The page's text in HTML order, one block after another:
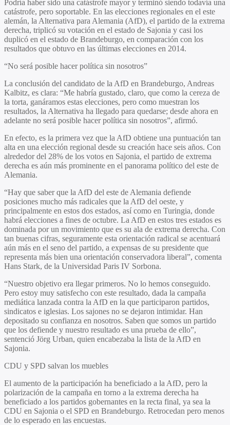
Podría haber sido una catástrofe mayor y terminó siendo todavía una
catástrofe, pero soportable. En las elecciones regionales en el este
alemán, la Alternativa para Alemania (AfD), el partido de la extrema
derecha, triplicó su votación en el estado de Sajonia y casi los
duplicó en el estado de Brandeburgo, en comparación con los
resultados que obtuvo en las últimas elecciones en 2014.
“No será posible hacer política sin nosotros”
La conclusión del candidato de la AfD en Brandeburgo, Andreas
Kalbitz, es clara: “Me habría gustado, claro, que como la cereza de
la torta, ganáramos estas elecciones, pero como muestran los
resultados, la Alternativa ha llegado para quedarse; desde ahora en
adelante no será posible hacer política sin nosotros”, afirmó.
En efecto, es la primera vez que la AfD obtiene una puntuación tan
alta en una elección regional desde su creación hace seis años. Con
alrededor del 28% de los votos en Sajonia, el partido de extrema
derecha es aún más prominente en el panorama político del este de
Alemania.
“Hay que saber que la AfD del este de Alemania defiende
posiciones mucho más radicales que la AfD del oeste, y
principalmente en estos dos estados, así como en Turingia, donde
habrá elecciones a fines de octubre. La AfD en estos tres estados es
dominada por un movimiento que es su ala de extrema derecha. Con
tan buenas cifras, seguramente esta orientación radical se acentuará
aún más en el seno del partido, a expensas de su presidente que
representa más bien una orientación conservadora liberal”, comenta
Hans Stark, de la Universidad Paris IV Sorbona.
“Nuestro objetivo era llegar primeros. No lo hemos conseguido.
Pero estoy muy satisfecho con este resultado, dada la campaña
mediática lanzada contra la AfD en la que participaron partidos,
sindicatos e iglesias. Los sajones no se dejaron intimidar. Han
depositado su confianza en nosotros. Saben que somos un partido
que los defiende y nuestro resultado es una prueba de ello”,
sentenció Jörg Urban, quien encabezaba la lista de la AfD en
Sajonia.
CDU y SPD salvan los muebles
El aumento de la participación ha beneficiado a la AfD, pero la
polarización de la campaña en torno a la extrema derecha ha
beneficiado a los partidos gobernantes en la recta final, ya sea la
CDU en Sajonia o el SPD en Brandeburgo. Retrocedan pero menos
de lo esperado en las encuestas.